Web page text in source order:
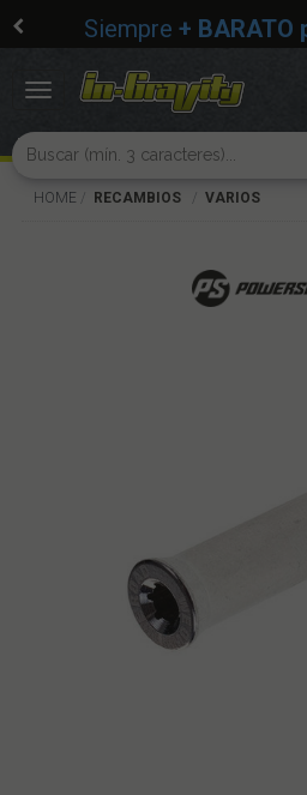
Siempre + BARATO
Toggle
HOME RECAMBIOS VARIOS